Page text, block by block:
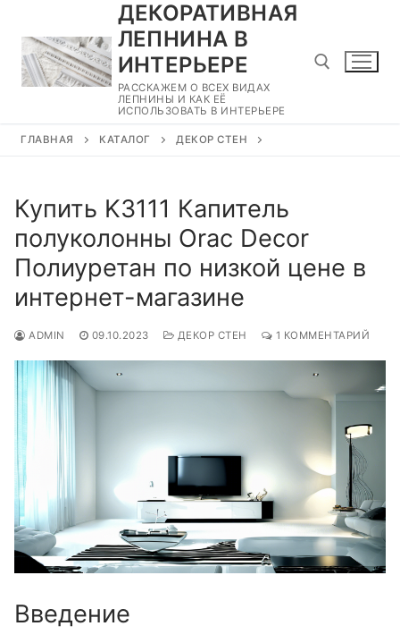
содержимому
ДЕКОРАТИВНАЯ
ЛЕПНИНА В
ИНТЕРЬЕРЕ
РАССКАЖЕМ О ВСЕХ ВИДАХ
ЛЕПНИНЫ И КАК ЕЁ
ИСПОЛЬЗОВАТЬ В ИНТЕРЬЕРЕ
ГЛАВНАЯ КАТАЛОГ ДЕКОР СТЕН
Купить K3111 Капитель
полуколонны Orac Decor
Полиуретан по низкой цене в
интернет-магазине
ADMIN 09.10.2023 ДЕКОР СТЕН 1 КОММЕНТАРИЙ
Введение